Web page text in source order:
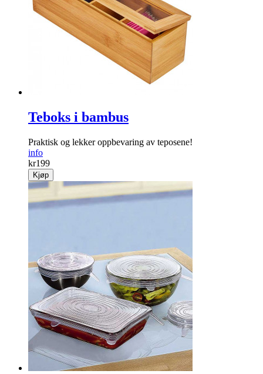
Teboks i bambus
Praktisk og lekker oppbevaring av teposene!
info
kr199
Kjøp